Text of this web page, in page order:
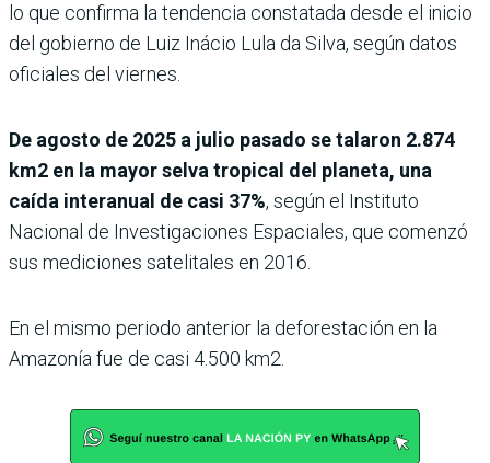
lo que confirma la tendencia constatada desde el inicio
del gobierno de Luiz Inácio Lula da Silva, según datos
oficiales del viernes.
De agosto de 2025 a julio pasado se talaron 2.874
km2 en la mayor selva tropical del planeta, una
caída interanual de casi 37%, según el Instituto
Nacional de Investigaciones Espaciales, que comenzó
sus mediciones satelitales en 2016.
En el mismo periodo anterior la deforestación en la
Amazonía fue de casi 4.500 km2.